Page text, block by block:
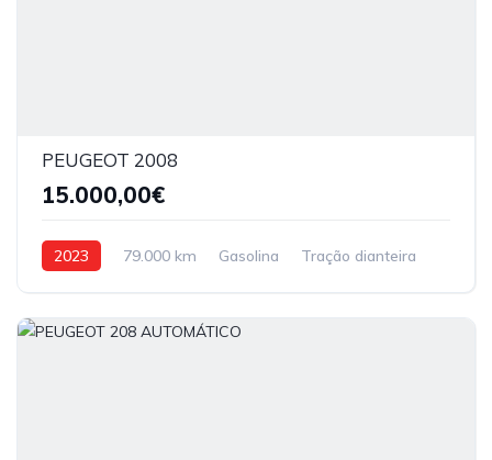
PEUGEOT 2008
15.000,00€
2023 79.000 km Gasolina Tração dianteira